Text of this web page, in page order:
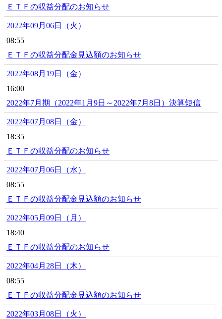
ＥＴＦの収益分配のお知らせ
2022年09月06日（火）
08:55
ＥＴＦの収益分配金見込額のお知らせ
2022年08月19日（金）
16:00
2022年7月期（2022年1月9日～2022年7月8日）決算短信
2022年07月08日（金）
18:35
ＥＴＦの収益分配のお知らせ
2022年07月06日（水）
08:55
ＥＴＦの収益分配金見込額のお知らせ
2022年05月09日（月）
18:40
ＥＴＦの収益分配のお知らせ
2022年04月28日（木）
08:55
ＥＴＦの収益分配金見込額のお知らせ
2022年03月08日（火）